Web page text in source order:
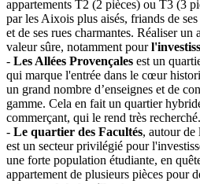
appartements T2 (2 pièces) ou T3 (3
par les Aixois plus aisés, friands de
et de ses rues charmantes. Réaliser un
valeur sûre, notamment pour
- Les Allées Provençales est un
qui marque l'entrée dans le cœur
un grand nombre d’enseignes et de
gamme. Cela en fait un quartier
commerçant, qui le rend très recherché.
- Le quartier des Facultés, autour de
est un secteur privilégié pour
une forte population étudiante, en
appartement de plusieurs pièces pour